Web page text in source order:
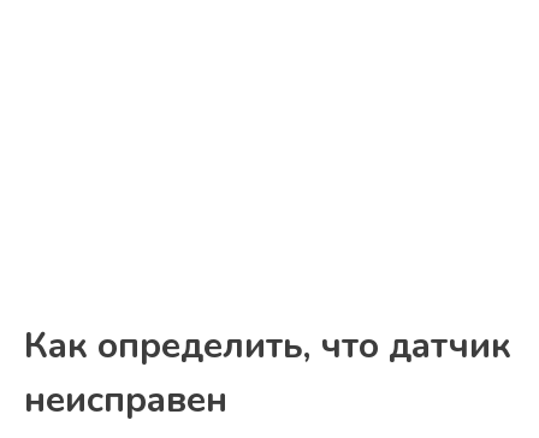
Как определить, что датчик
неисправен